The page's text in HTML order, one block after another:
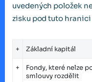
uvedených položek
zisku pod tuto hranici
+ Základní kapitál
+
Fondy, které nelze
smlouvy rozdělit